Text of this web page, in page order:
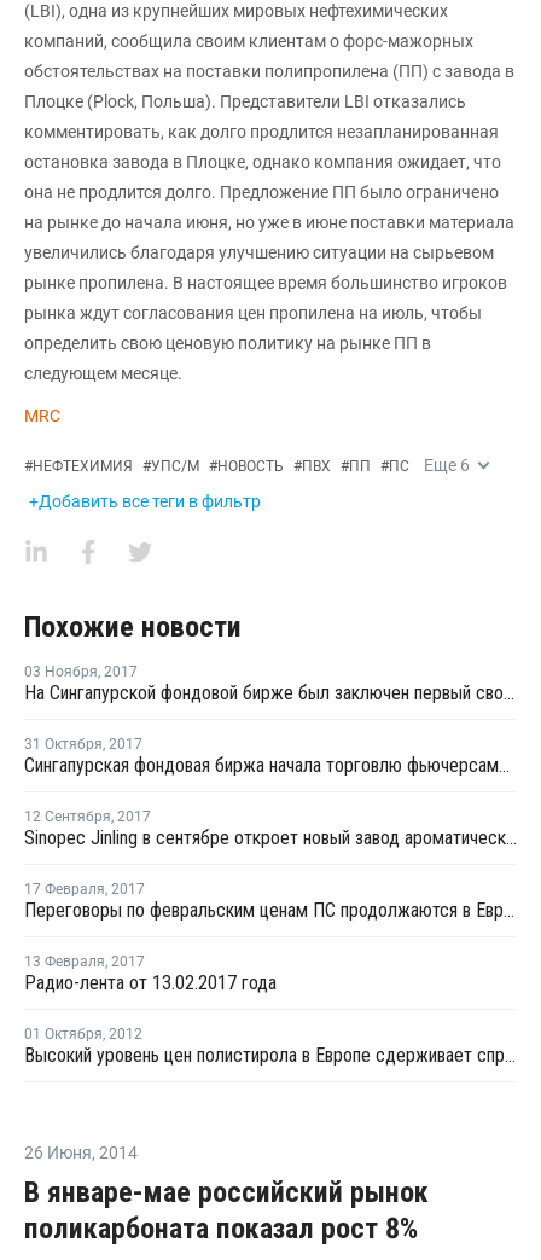
(LBI), одна из крупнейших мировых нефтехимических
компаний, сообщила своим клиентам о форс-мажорных
обстоятельствах на поставки полипропилена (ПП) с завода в
Плоцке (Plock, Польша). Представители LBI отказались
комментировать, как долго продлится незапланированная
остановка завода в Плоцке, однако компания ожидает, что
она не продлится долго. Предложение ПП было ограничено
на рынке до начала июня, но уже в июне поставки материала
увеличились благодаря улучшению ситуации на сырьевом
рынке пропилена. В настоящее время большинство игроков
рынка ждут согласования цен пропилена на июль, чтобы
определить свою ценовую политику на рынке ПП в
следующем месяце.
MRC
#НЕФТЕХИМИЯ #УПС/М #НОВОСТЬ #ПВХ #ПП #ПС Еще 6
+Добавить все теги в фильтр
Похожие новости
03 Ноября, 2017
На Сингапурской фондовой бирже был заключен первый своповый контракт на отгрузку стирола
31 Октября, 2017
Сингапурская фондовая биржа начала торговлю фьючерсами стирола и МЭГ
12 Сентября, 2017
Sinopec Jinling в сентябре откроет новый завод ароматических веществ в Китае
17 Февраля, 2017
Переговоры по февральским ценам ПС продолжаются в Европе
13 Февраля, 2017
Радио-лента от 13.02.2017 года
01 Октября, 2012
Высокий уровень цен полистирола в Европе сдерживает спрос
26 Июня, 2014
В январе-мае российский рынок
поликарбоната показал рост 8%